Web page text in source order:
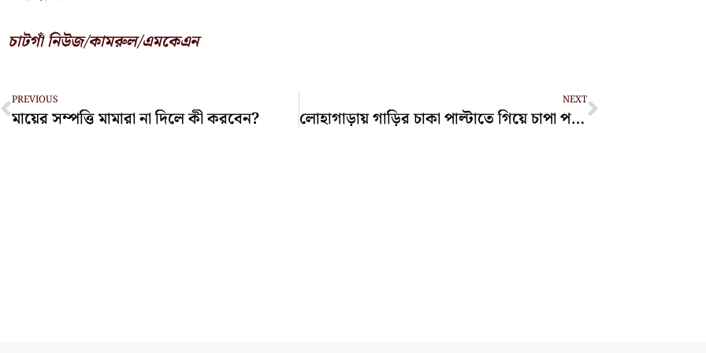
চাটগাঁ নিউজ/কামরুল/এমকেএন
Prev
PREVIOUS
মায়ের সম্পত্তি মামারা না দিলে কী করবেন?
NEXT
লোহাগাড়ায় গাড়ির চাকা পাল্টাতে গিয়ে চাপা পড়ে হেলপারের মৃত্যু
Next